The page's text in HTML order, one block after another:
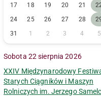
17
18 19 20 21
24
25 26 27 28
31
1 2 3 4 5
Sobota 22 sierpnia 2026
XXIV Międzynarodowy
Starych Ciągników i Maszyn
Rolniczych im. Jerzego